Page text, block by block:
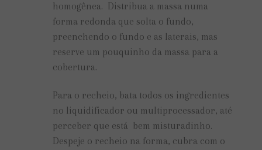
homogênea. Distribua a massa numa
forma redonda que solta o fundo,
preenchendo o fundo e as laterais, mas
reserve um pouquinho da massa para a
cobertura.
Para o recheio, bata todos os ingredientes
no liquidificador ou multiprocessador, até
perceber que está bem misturadinho.
Despeje o recheio na forma, cubra com o